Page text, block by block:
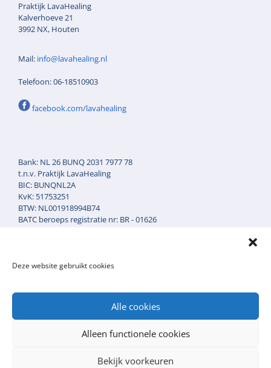
Deze website gebruikt cookies
Alle cookies
Alleen functionele cookies
Bekijk voorkeuren
Praktijk LavaHealing
Kalverhoeve 21
3992 NX, Houten
Mail: info@lavahealing.nl
Telefoon: 06-18510903
facebook.com/lavahealing
Bank: NL 26 BUNQ 2031 7977 78
t.n.v. Praktijk LavaHealing
BIC: BUNQNL2A
KvK: 51753251
BTW: NL001918994B74
BATC beroeps registratie nr: BR - 01626
Privacyverklaring
© 2026 Lavahealing